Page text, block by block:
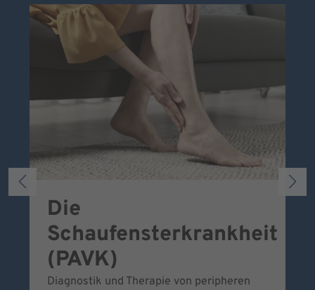
Die
Schaufensterkrankheit
(PAVK)
Diagnostik und Therapie von peripheren